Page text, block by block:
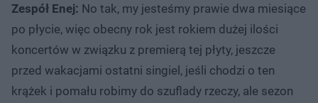
Zespół Enej: No tak, my jesteśmy prawie dwa miesiące
po płycie, więc obecny rok jest rokiem dużej ilości
koncertów w związku z premierą tej płyty, jeszcze
przed wakacjami ostatni singiel, jeśli chodzi o ten
krążek i pomału robimy do szuflady rzeczy, ale sezon